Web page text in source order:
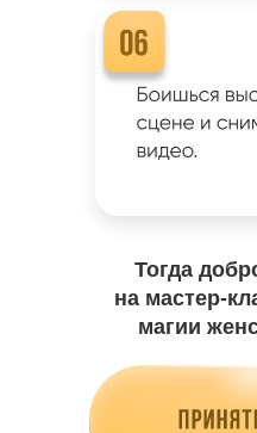
Тогда
на мастер-
магии